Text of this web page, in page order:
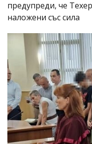
предупреди, че
наложени със сила